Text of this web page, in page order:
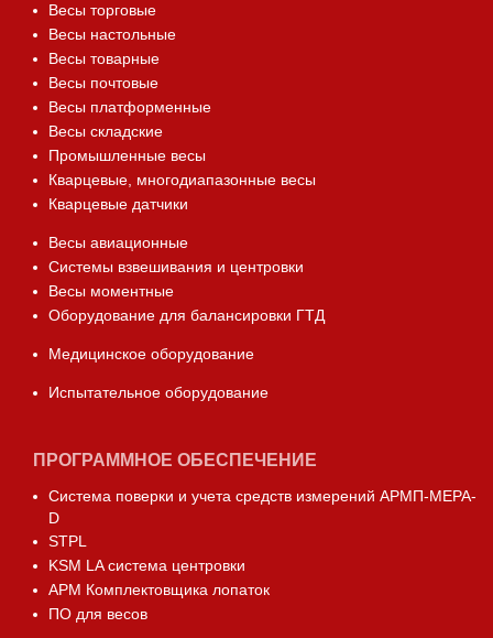
Весы торговые
Весы настольные
Весы товарные
Весы почтовые
Весы платформенные
Весы складские
Промышленные весы
Кварцевые, многодиапазонные весы
Кварцевые датчики
Весы авиационные
Системы взвешивания и центровки
Весы моментные
Оборудование для балансировки ГТД
Медицинское оборудование
Испытательное оборудование
ПРОГРАММНОЕ ОБЕСПЕЧЕНИЕ
Система поверки и учета средств измерений АРМП-МЕРА-
D
STPL
KSM LA система центровки
АРМ Комплектовщика лопаток
ПО для весов